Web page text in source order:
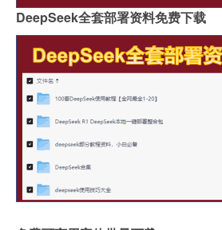
DeepSeek全套部署资料免费下载